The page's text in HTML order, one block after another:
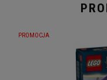
PROMOCJA